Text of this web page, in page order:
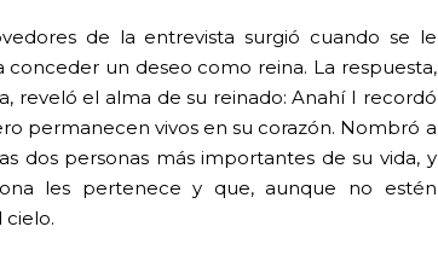
de la entrevista surgió cuando se le
un deseo como reina. La respuesta,
reveló el alma de su reinado: Anahí I recordó
permanecen vivos en su corazón. Nombró a
dos personas más importantes de su vida, y
les pertenece y que, aunque no estén
cielo.